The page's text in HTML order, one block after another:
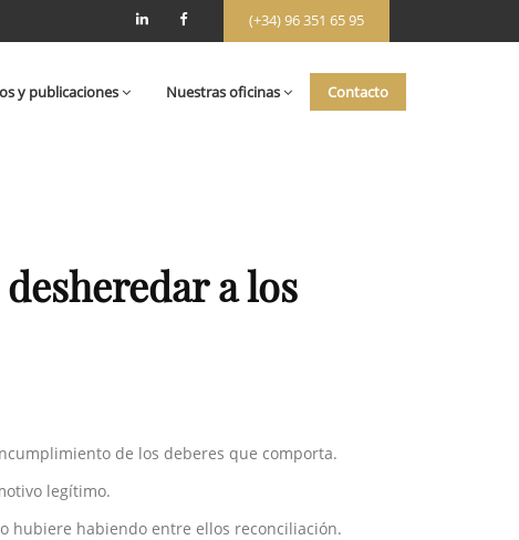
(+34) 96 351 65 95
y publicaciones Nuestras oficinas Contacto
a los
de los deberes que comporta.
legítimo.
hubiere habiendo entre ellos reconciliación.